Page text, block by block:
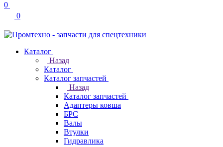
0
0
Каталог
Назад
Каталог
Каталог запчастей
Назад
Каталог запчастей
Адаптеры ковша
БРС
Валы
Втулки
Гидравлика